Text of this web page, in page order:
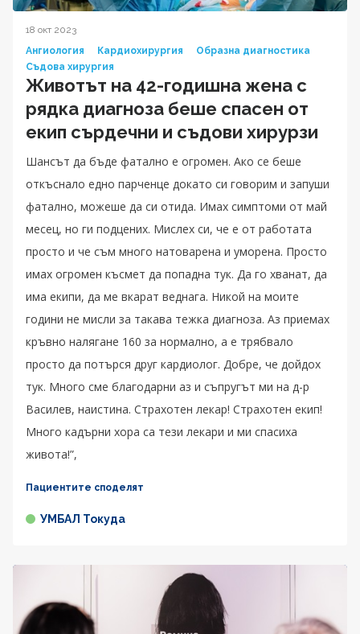
18 окт 2023
Ангиология
Кардиохирургия
Образна диагностика
Съдова хирургия
Животът на 42-годишна жена с
рядка диагноза беше спасен от
екип сърдечни и съдови хирурзи
Шансът да бъде фатално е огромен. Ако се беше
откъснало едно парченце докато си говорим и запуши
фатално, можеше да си отида. Имах симптоми от май
месец, но ги подцених. Мислех си, че е от работата
просто и че съм много натоварена и уморена. Просто
имах огромен късмет да попадна тук. Да го хванат, да
има екипи, да ме вкарат веднага. Никой на моите
години не мисли за такава тежка диагноза. Аз приемах
кръвно налягане 160 за нормално, а е трябвало
просто да потърся друг кардиолог. Добре, че дойдох
тук. Много сме благодарни аз и съпругът ми на д-р
Василев, наистина. Страхотен лекар! Страхотен екип!
Много кадърни хора са тези лекари и ми спасиха
живота!”,
Пациентите споделят
УМБАЛ Токуда